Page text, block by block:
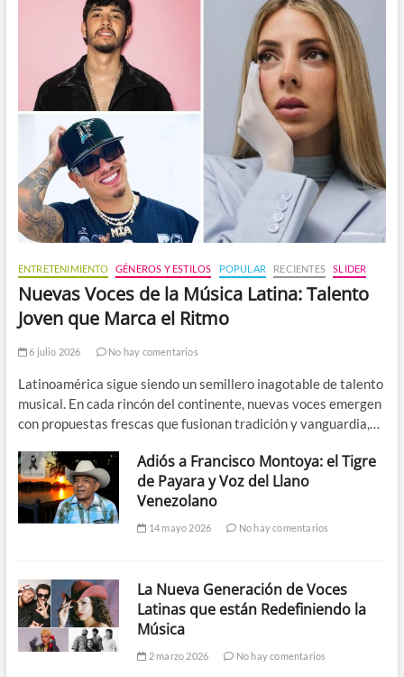
ENTRETENIMIENTO GÉNEROS Y ESTILOS POPULAR RECIENTES SLIDER
Nuevas Voces de la Música Latina: Talento
Joven que Marca el Ritmo
6 julio 2026 No hay comentarios
Latinoamérica sigue siendo un semillero inagotable de talento
musical. En cada rincón del continente, nuevas voces emergen
con propuestas frescas que fusionan tradición y vanguardia,…
Adiós a Francisco Montoya: el Tigre
de Payara y Voz del Llano
Venezolano
14 mayo 2026 No hay comentarios
La Nueva Generación de Voces
Latinas que están Redefiniendo la
Música
2 marzo 2026 No hay comentarios